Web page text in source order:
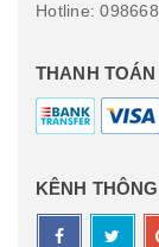
Hotline:
THANH TOÁN
KÊNH